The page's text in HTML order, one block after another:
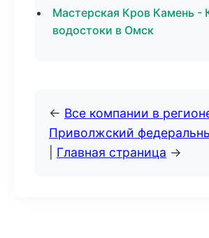
Мастерская Кров Камень -
водостоки в Омск
← Все компании в
Приволжский
Главная страница →